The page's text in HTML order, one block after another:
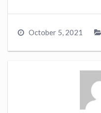
October 5, 2021